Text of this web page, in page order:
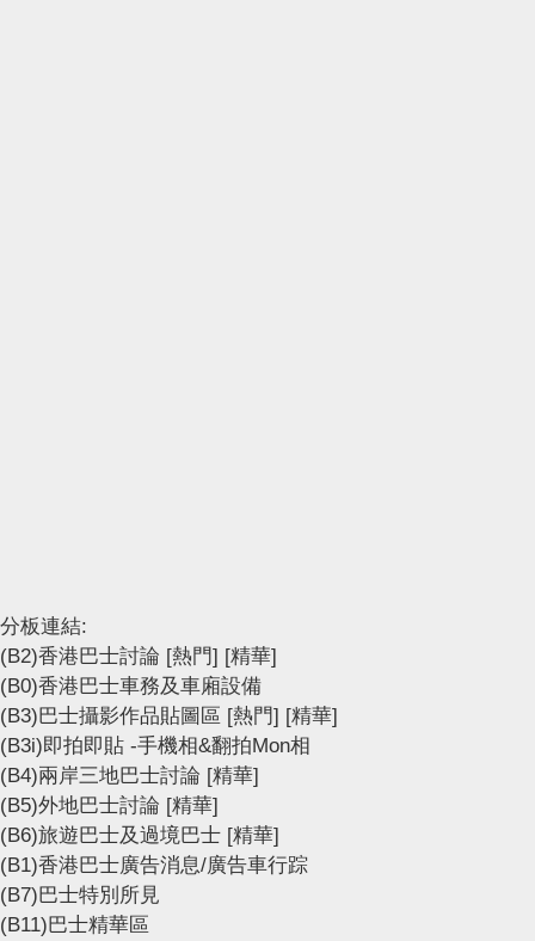
分板連結:
(B2)香港巴士討論 [熱門] [精華]
(B0)香港巴士車務及車廂設備
(B3)巴士攝影作品貼圖區 [熱門] [精華]
(B3i)即拍即貼 -手機相&翻拍Mon相
(B4)兩岸三地巴士討論 [精華]
(B5)外地巴士討論 [精華]
(B6)旅遊巴士及過境巴士 [精華]
(B1)香港巴士廣告消息/廣告車行踪
(B7)巴士特別所見
(B11)巴士精華區